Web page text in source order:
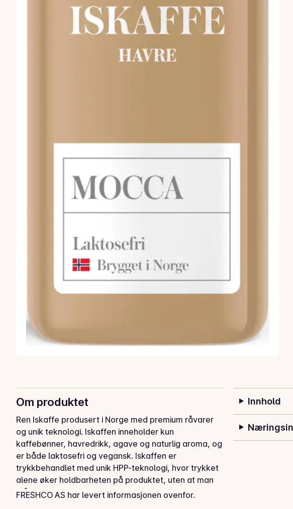
Om produktet
Ren Iskaffe produsert i Norge med premium råvarer
og unik teknologi. Iskaffen inneholder kun
kaffebønner, havredrikk, agave og naturlig aroma, og
er både laktosefri og vegansk. Iskaffen er
trykkbehandlet med unik HPP-teknologi, hvor trykket
alene øker holdbarheten på produktet, uten at man
må tilsette tilsetningsstoffer i produktet. Iskaffen
FRESHCO AS har levert informasjonen ovenfor.
Innhold